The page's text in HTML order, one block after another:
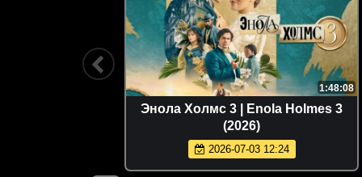
1:48:08
Энола Холмс 3 | Enola Holmes 3
(2026)
2026-07-03 12:24